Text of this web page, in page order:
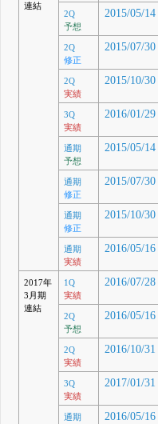
連結
2Q
予想
2015/05/14
2Q
修正
2015/07/30
2Q
実績
2015/10/30
3Q
実績
2016/01/29
通期
予想
2015/05/14
通期
修正
2015/07/30
通期
修正
2015/10/30
通期
実績
2016/05/16
2017年
3月期
連結
1Q
実績
2016/07/28
2Q
予想
2016/05/16
2Q
実績
2016/10/31
3Q
実績
2017/01/31
通期
2016/05/16